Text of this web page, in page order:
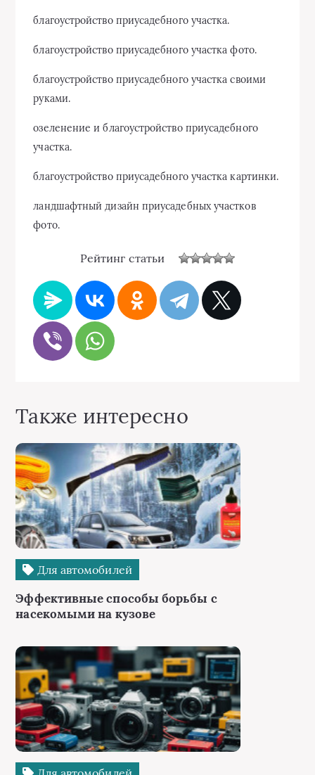
благоустройство приусадебного участка.
благоустройство приусадебного участка фото.
благоустройство приусадебного участка своими
руками.
озеленение и благоустройство приусадебного
участка.
благоустройство приусадебного участка картинки.
ландшафтный дизайн приусадебных участков
фото.
Рейтинг статьи
Также интересно
Для автомобилей
Эффективные способы борьбы с
насекомыми на кузове